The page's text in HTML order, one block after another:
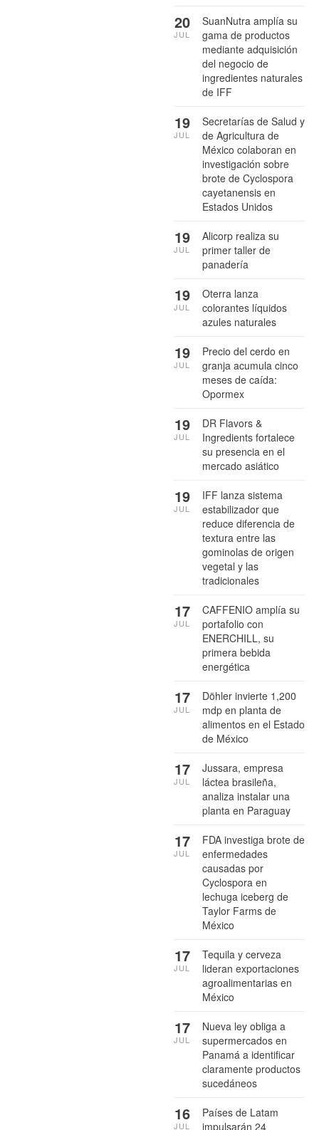
SuanNutra amplía su
gama de productos
mediante adquisición
del negocio de
ingredientes naturales
de IFF
20
JUL
Secretarías de Salud y
de Agricultura de
México colaboran en
investigación sobre
brote de Cyclospora
cayetanensis en
Estados Unidos
19
JUL
Alicorp realiza su
primer taller de
panadería
19
JUL
Oterra lanza
colorantes líquidos
azules naturales
19
JUL
Precio del cerdo en
granja acumula cinco
meses de caída:
Opormex
19
JUL
DR Flavors &
Ingredients fortalece
su presencia en el
mercado asiático
19
JUL
IFF lanza sistema
estabilizador que
reduce diferencia de
textura entre las
gominolas de origen
vegetal y las
tradicionales
19
JUL
CAFFENIO amplía su
portafolio con
ENERCHILL, su
primera bebida
energética
17
JUL
Döhler invierte 1,200
mdp en planta de
alimentos en el Estado
de México
17
JUL
Jussara, empresa
láctea brasileña,
analiza instalar una
planta en Paraguay
17
JUL
FDA investiga brote de
enfermedades
causadas por
Cyclospora en
lechuga iceberg de
Taylor Farms de
México
17
JUL
Tequila y cerveza
lideran exportaciones
agroalimentarias en
México
17
JUL
Nueva ley obliga a
supermercados en
Panamá a identificar
claramente productos
sucedáneos
17
JUL
Países de Latam
impulsarán 24
16
JUL